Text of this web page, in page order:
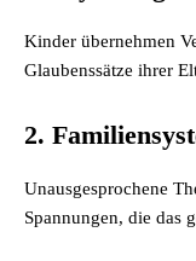
Kinder übernehmen
Glaubenssätze ihrer
2.
Unausgesprochene
Spannungen, die das